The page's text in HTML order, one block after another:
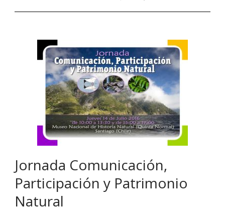
Jornada Comunicación,
Participación y Patrimonio
Natural